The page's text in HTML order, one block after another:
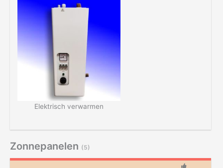
Elektrisch verwarmen
Zonnepanelen (5)